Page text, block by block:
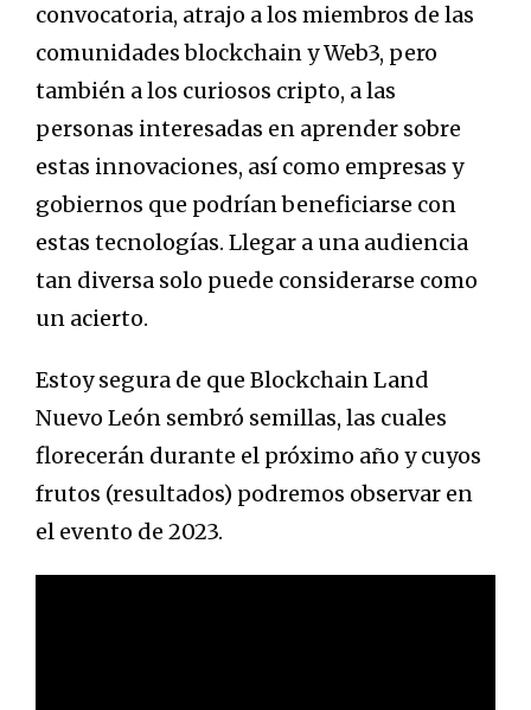
convocatoria, atrajo a los miembros de las
comunidades blockchain y Web3, pero
también a los curiosos cripto, a las
personas interesadas en aprender sobre
estas innovaciones, así como empresas y
gobiernos que podrían beneficiarse con
estas tecnologías. Llegar a una audiencia
tan diversa solo puede considerarse como
un acierto.
Estoy segura de que Blockchain Land
Nuevo León sembró semillas, las cuales
florecerán durante el próximo año y cuyos
frutos (resultados) podremos observar en
el evento de 2023.